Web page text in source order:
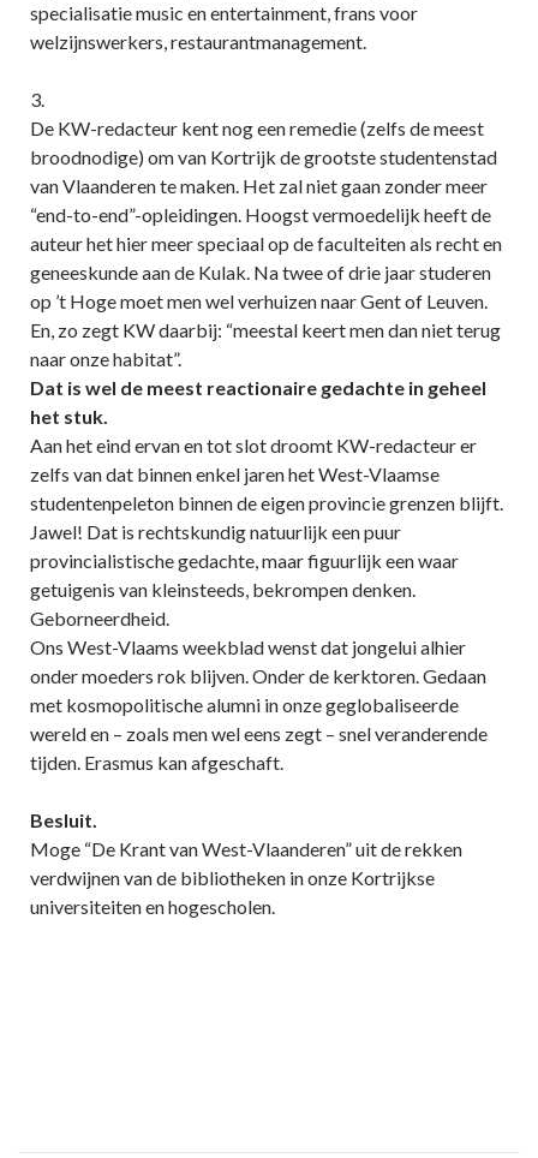
specialisatie music en entertainment, frans voor
welzijnswerkers, restaurantmanagement.
3.
De KW-redacteur kent nog een remedie (zelfs de meest
broodnodige) om van Kortrijk de grootste studentenstad
van Vlaanderen te maken. Het zal niet gaan zonder meer
“end-to-end”-opleidingen. Hoogst vermoedelijk heeft de
auteur het hier meer speciaal op de faculteiten als recht en
geneeskunde aan de Kulak. Na twee of drie jaar studeren
op ’t Hoge moet men wel verhuizen naar Gent of Leuven.
En, zo zegt KW daarbij: “meestal keert men dan niet terug
naar onze habitat”.
Dat is wel de meest reactionaire gedachte in geheel
het stuk.
Aan het eind ervan en tot slot droomt KW-redacteur er
zelfs van dat binnen enkel jaren het West-Vlaamse
studentenpeleton binnen de eigen provincie grenzen blijft.
Jawel! Dat is rechtskundig natuurlijk een puur
provincialistische gedachte, maar figuurlijk een waar
getuigenis van kleinsteeds, bekrompen denken.
Geborneerdheid.
Ons West-Vlaams weekblad wenst dat jongelui alhier
onder moeders rok blijven. Onder de kerktoren. Gedaan
met kosmopolitische alumni in onze geglobaliseerde
wereld en – zoals men wel eens zegt – snel veranderende
tijden. Erasmus kan afgeschaft.
Besluit.
Moge “De Krant van West-Vlaanderen” uit de rekken
verdwijnen van de bibliotheken in onze Kortrijkse
universiteiten en hogescholen.